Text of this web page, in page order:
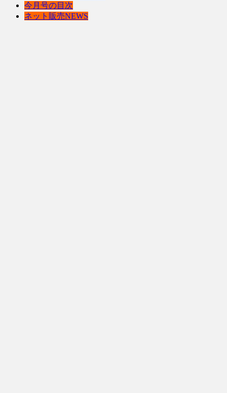
今月号の目次
ネット販売NEWS